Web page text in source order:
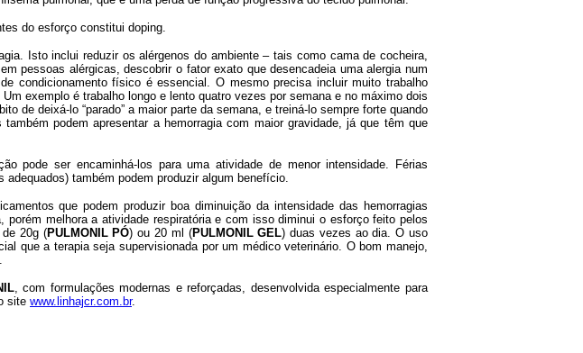
do esforço constitui doping.
Isto inclui reduzir os alérgenos do ambiente – tais como cama de cocheira,
pessoas alérgicas, descobrir o fator exato que desencadeia uma alergia num
condicionamento físico é essencial. O mesmo precisa incluir muito trabalho
exemplo é trabalho longo e lento quatro vezes por semana e no máximo dois
de deixá-lo “parado” a maior parte da semana, e treiná-lo sempre forte quando
podem apresentar a hemorragia com maior gravidade, já que têm que
pode ser encaminhá-los para uma atividade de menor intensidade. Férias
também podem produzir algum benefício.
que podem produzir boa diminuição da intensidade das hemorragias
porém melhora a atividade respiratória e com isso diminui o esforço feito pelos
20g (PULMONIL PÓ) ou 20 ml (PULMONIL GEL) duas vezes ao dia. O uso
que a terapia seja supervisionada por um médico veterinário. O bom manejo,
, com formulações modernas e reforçadas, desenvolvida especialmente para
site www.linhajcr.com.br.